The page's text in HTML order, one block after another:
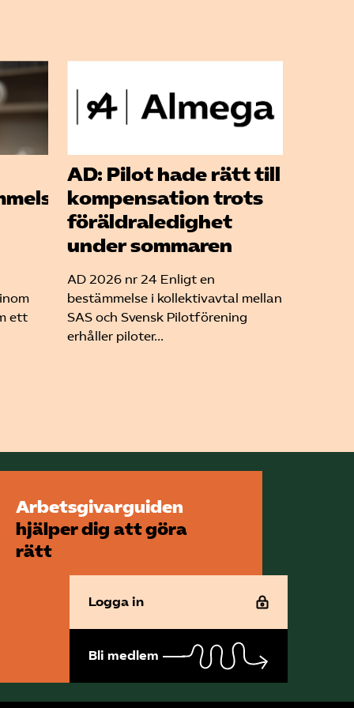
ett
AD: Pilot hade rätt till
kompensation trots
föräldraledighet
under sommaren
AD 2026 nr 24 Enligt en
bestämmelse i kollektivavtal mellan
SAS och Svensk Pilotförening
erhåller piloter...
Arbetsgivarguiden
hjälper dig att göra
rätt
Logga in
Bli medlem